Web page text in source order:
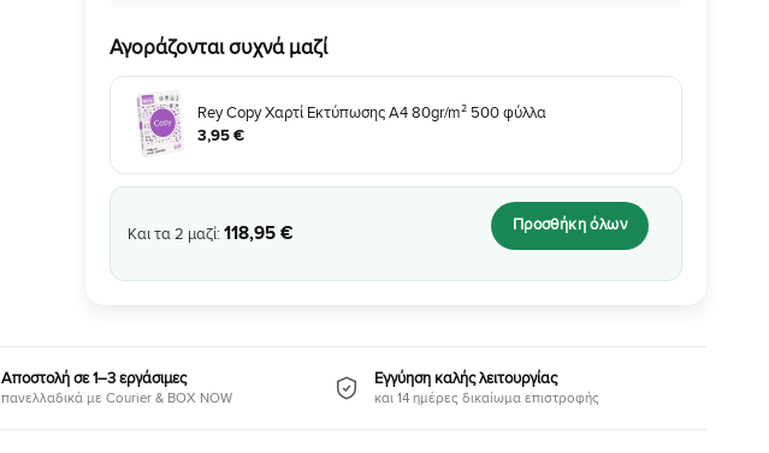
Αγοράζονται συχνά μαζί
Rey Copy Χαρτί Εκτύπωσης A4 80gr/m² 500 φύλλα
3,95€
Και τα2 μαζί: 118,95 € Προσθήκη όλων
Αποστολή σε 1–3 εργάσιμες
πανελλαδικά με Courier & BOX NOW
Εγγύηση καλής λειτουργίας
και 14 ημέρες δικαίωμα επιστροφής